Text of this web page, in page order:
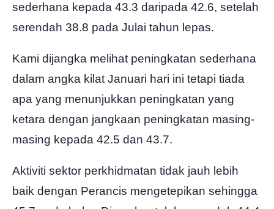
sederhana kepada 43.3 daripada 42.6, setelah
serendah 38.8 pada Julai tahun lepas.
Kami dijangka melihat peningkatan sederhana
dalam angka kilat Januari hari ini tetapi tiada
apa yang menunjukkan peningkatan yang
ketara dengan jangkaan peningkatan masing-
masing kepada 42.5 dan 43.7.
Aktiviti sektor perkhidmatan tidak jauh lebih
baik dengan Perancis mengetepikan sehingga